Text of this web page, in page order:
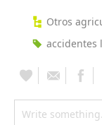
Otros
accidentes